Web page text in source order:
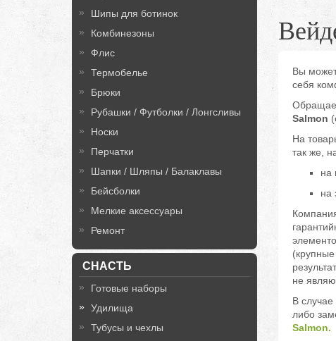
Шипы для ботинок
Комбинезоны
Флис
Термобелье
Брюки
Рубашки / Футболки / Лонгсливы
Носки
Перчатки
Шапки / Шляпы / Балаклавы
Бейсболки
Мелкие аксессуары
Ремонт
СНАСТЬ
Готовые наборы
Удилища
Тубусы и чехлы
Вы
себя
Salmon
На
так же,
на
на
не
В
либо
Salmon.